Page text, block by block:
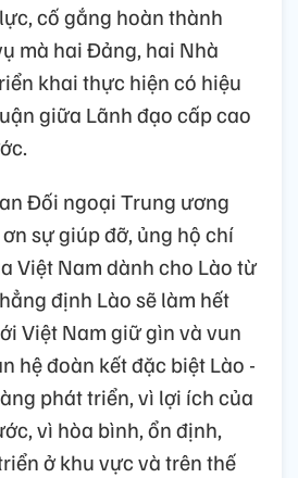
cố gắng hoàn thành
mà hai Đảng, hai Nhà
khai thực hiện có hiệu
giữa Lãnh đạo cấp cao
Đối ngoại Trung ương
sự giúp đỡ, ủng hộ chí
Việt Nam dành cho Lào từ
định Lào sẽ làm hết
Việt Nam giữ gìn và vun
hệ đoàn kết đặc biệt Lào -
phát triển, vì lợi ích của
vì hòa bình, ổn định,
ở khu vực và trên thế